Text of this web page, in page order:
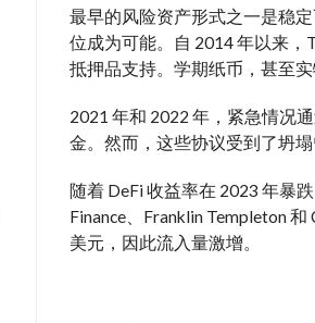
最早的风险资产形式之一是稳
位成为可能。自 2014 年以来
抵押品支持。 学期纸币，甚至实
2021 年和 2022 年， 紧急情况
金。然而，这些协议受到了坍塌
随着 DeFi 收益率在 2023 年暴
Finance、Franklin Templeton 和
美元，因此流入量激增。